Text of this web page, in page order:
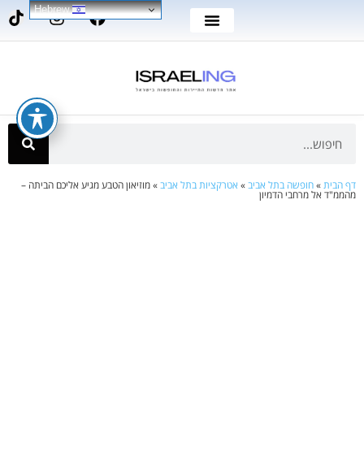
דף הבית»חופשה בתל אביב» אטרקציות בתל אביב»מוזיאון הטבע מגיע אליכם הביתה –
מהממ"ד אל מרחבי הדמיון
Hebrew